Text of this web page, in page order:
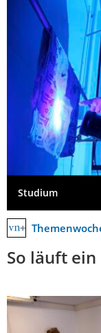
Studium
So läuft